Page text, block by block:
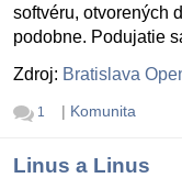
softvéru, otvorených
podobne. Podujatie
Zdroj: Bratislava
1 | Komunita
Linus a Linus